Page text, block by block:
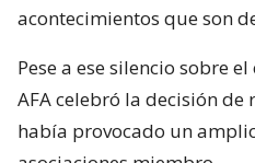
acontecimientos que son
Pese a ese silencio sobre
AFA celebró la decisión
había provocado un